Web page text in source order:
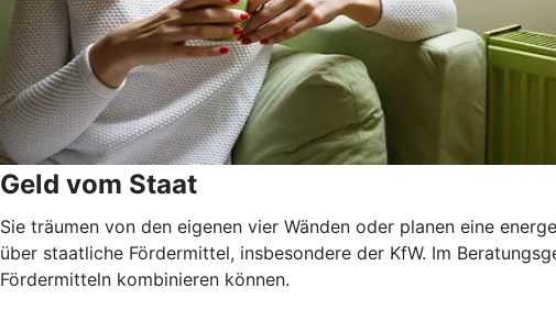
Geld vom Staat
Sie träumen von den eigenen vier Wänden oder planen eine
über staatliche Fördermittel, insbesondere der KfW. Im
Fördermitteln kombinieren können.